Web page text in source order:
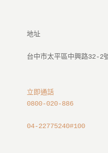
地址
立即通話
0800-020-886
04-22775240#100